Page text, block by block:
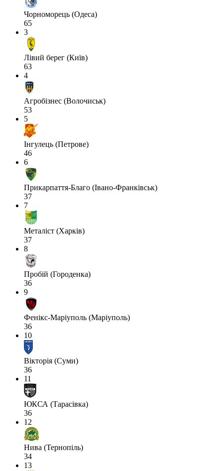
Чорноморець (Одеса)
65
3
Лівий берег (Київ)
63
4
Агробізнес (Волочиськ)
53
5
Інгулець (Петрове)
46
6
Прикарпаття-Благо (Івано-Франківськ)
37
7
Металіст (Харків)
37
8
Пробій (Городенка)
36
9
Фенікс-Маріуполь (Маріуполь)
36
10
Вікторія (Суми)
36
11
ЮКСА (Тарасівка)
36
12
Нива (Тернопіль)
34
13